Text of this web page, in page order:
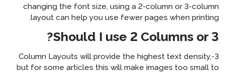
changing the font size,
layout can help you use
Should I use
3-Column Layouts will provide
but for some articles this will